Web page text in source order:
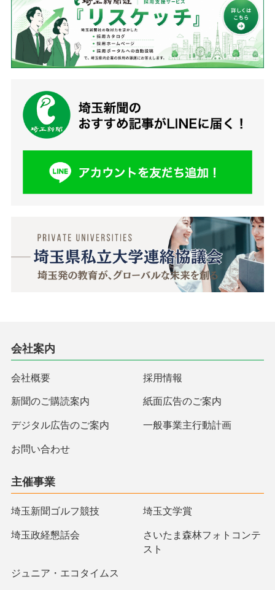
会社案内
会社概要 採用情報
新聞のご購読案内 紙面広告のご案内
デジタル広告のご案内 一般事業主行動計画
お問い合わせ
主催事業
埼玉新聞ゴルフ競技 埼玉文学賞
埼玉政経懇話会
さいたま森林フォトコンテ
スト
ジュニア・エコタイムス